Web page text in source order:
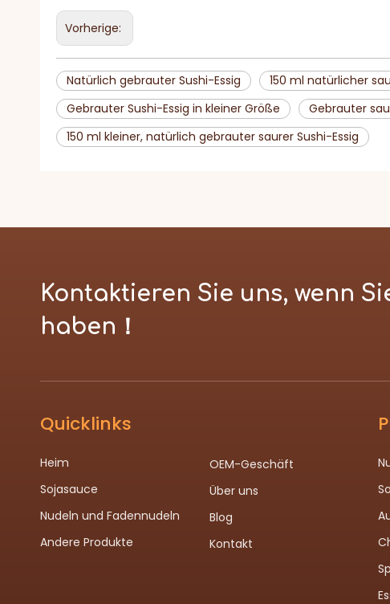
Vorherige:
Natürlich gebrauter Sushi-Essig 150 ml natürlicher
Gebrauter Sushi-Essig in kleiner Größe
Gebrauter
150 ml kleiner, natürlich gebrauter saurer Sushi-Essig
Kontaktieren Sie uns, wenn
haben！
Quicklinks
Heim
Sojasauce
Nudeln und Fadennudeln
Andere Produkte
OEM-Geschäft
Über uns
Blog
Kontakt